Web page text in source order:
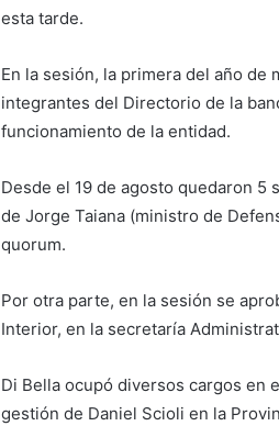
esta tarde.
En la sesión, la primera del año de
integrantes del Directorio de la
funcionamiento de la entidad.
Desde el 19 de agosto quedaron 5
de Jorge Taiana (ministro de
quorum.
Por otra parte, en la sesión se
Interior, en la secretaría
Di Bella ocupó diversos cargos en
gestión de Daniel Scioli en la